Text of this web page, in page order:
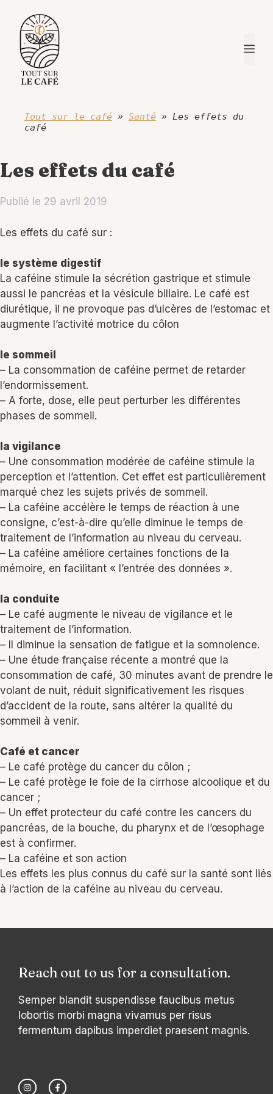
contenu
Tout sur le café » Santé » Les effets du
café
Les effets du café
Publié le 29 avril 2019
Les effets du café sur :
le système digestif
La caféine stimule la sécrétion gastrique et stimule
aussi le pancréas et la vésicule biliaire. Le café est
diurétique, il ne provoque pas d’ulcères de l’estomac et
augmente l’activité motrice du côlon
le sommeil
– La consommation de caféine permet de retarder
l’endormissement.
– A forte, dose, elle peut perturber les différentes
phases de sommeil.
la vigilance
– Une consommation modérée de caféine stimule la
perception et l’attention. Cet effet est particulièrement
marqué chez les sujets privés de sommeil.
– La caféine accélère le temps de réaction à une
consigne, c’est-à-dire qu’elle diminue le temps de
traitement de l’information au niveau du cerveau.
– La caféine améliore certaines fonctions de la
mémoire, en facilitant « l’entrée des données ».
la conduite
– Le café augmente le niveau de vigilance et le
traitement de l’information.
– Il diminue la sensation de fatigue et la somnolence.
– Une étude française récente a montré que la
consommation de café, 30 minutes avant de prendre le
volant de nuit, réduit significativement les risques
d’accident de la route, sans altérer la qualité du
sommeil à venir.
Café et cancer
– Le café protège du cancer du côlon ;
– Le café protège le foie de la cirrhose alcoolique et du
cancer ;
– Un effet protecteur du café contre les cancers du
pancréas, de la bouche, du pharynx et de l’œsophage
est à confirmer.
– La caféine et son action
Les effets les plus connus du café sur la santé sont liés
à l’action de la caféine au niveau du cerveau.
Reach out to us for a consultation.
Semper blandit suspendisse faucibus metus
lobortis morbi magna vivamus per risus
fermentum dapibus imperdiet praesent magnis.